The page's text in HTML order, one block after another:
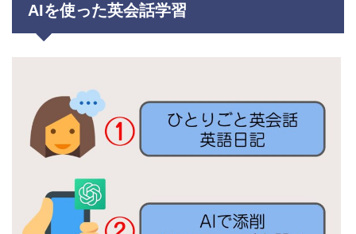
AIを使った英会話学習